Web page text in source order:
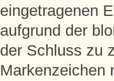
eingetragenen
aufgrund der
der Schluss zu
Markenzeichen